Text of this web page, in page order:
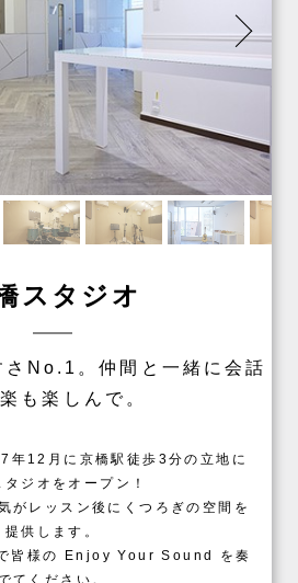
スタジオ
さNo.1。仲間と一緒に会話
も楽しんで。
年12月に京橋駅徒歩3分の立地に
タジオをオープン！
がレッスン後にくつろぎの空間を
提供します。
皆様の Enjoy Your Sound を奏
てください。